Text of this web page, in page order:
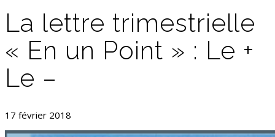
La lettre trimestrielle
« En un Point » : Le +
Le –
17 février 2018